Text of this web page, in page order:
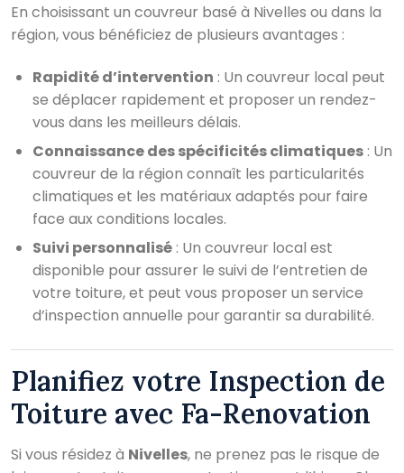
En choisissant un couvreur basé à Nivelles ou dans la
région, vous bénéficiez de plusieurs avantages :
Rapidité d’intervention : Un couvreur local peut
se déplacer rapidement et proposer un rendez-
vous dans les meilleurs délais.
Connaissance des spécificités climatiques : Un
couvreur de la région connaît les particularités
climatiques et les matériaux adaptés pour faire
face aux conditions locales.
Suivi personnalisé : Un couvreur local est
disponible pour assurer le suivi de l’entretien de
votre toiture, et peut vous proposer un service
d’inspection annuelle pour garantir sa durabilité.
Planifiez votre Inspection de
Toiture avec Fa-Renovation
Si vous résidez à Nivelles, ne prenez pas le risque de